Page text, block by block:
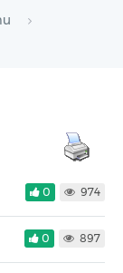
0 974
0 897